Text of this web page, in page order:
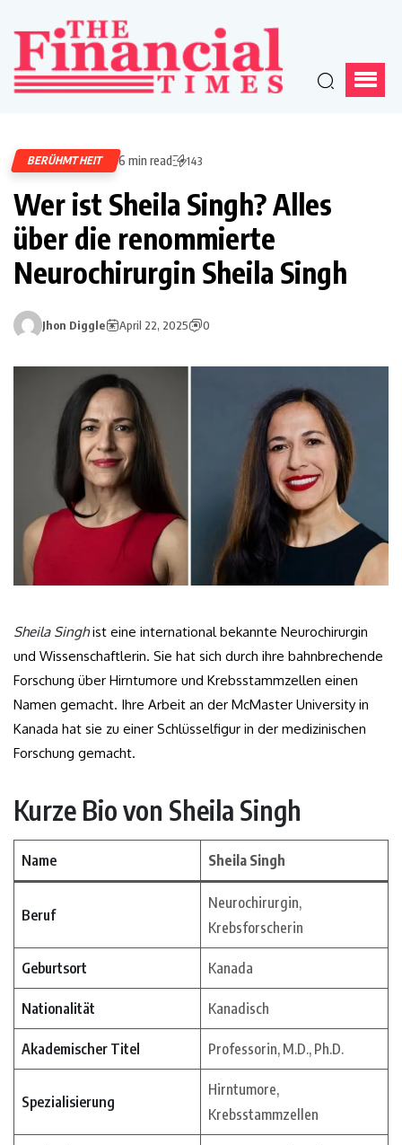
BERÜHMTHEIT 6 min read 143
Wer ist Sheila Singh? Alles
über die renommierte
Neurochirurgin Sheila Singh
Jhon Diggle April 22, 2025 0
Sheila Singhist eine international bekannte Neurochirurgin
und Wissenschaftlerin. Sie hat sich durch ihre bahnbrechende
Forschung über Hirntumore und Krebsstammzellen einen
Namen gemacht. Ihre Arbeit an der McMaster University in
Kanada hat sie zu einer Schlüsselfigur in der medizinischen
Forschung gemacht.
Kurze Bio von Sheila Singh
Name Sheila Singh
Beruf
Neurochirurgin,
Krebsforscherin
Geburtsort Kanada
Nationalität Kanadisch
Akademischer Titel Professorin, M.D., Ph.D.
Spezialisierung
Hirntumore,
Krebsstammzellen